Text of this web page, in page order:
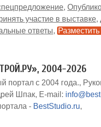
участие в выставке
ответы
2004-2026
портал с 2004 года.
Шпак E-mail:
- BestStudio.ru